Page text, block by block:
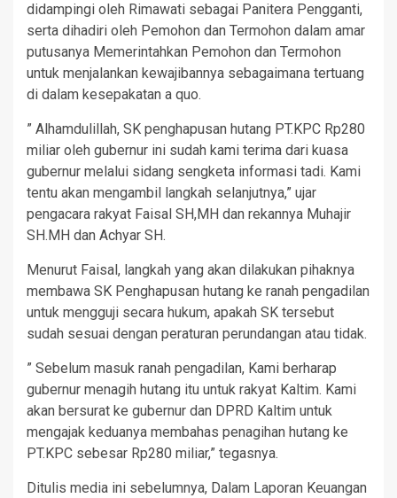
didampingi oleh Rimawati sebagai Panitera Pengganti,
serta dihadiri oleh Pemohon dan Termohon dalam amar
putusanya Memerintahkan Pemohon dan Termohon
untuk menjalankan kewajibannya sebagaimana tertuang
di dalam kesepakatan a quo.
” Alhamdulillah, SK penghapusan hutang PT.KPC Rp280
miliar oleh gubernur ini sudah kami terima dari kuasa
gubernur melalui sidang sengketa informasi tadi. Kami
tentu akan mengambil langkah selanjutnya,” ujar
pengacara rakyat Faisal SH,MH dan rekannya Muhajir
SH.MH dan Achyar SH.
Menurut Faisal, langkah yang akan dilakukan pihaknya
membawa SK Penghapusan hutang ke ranah pengadilan
untuk mengguji secara hukum, apakah SK tersebut
sudah sesuai dengan peraturan perundangan atau tidak.
” Sebelum masuk ranah pengadilan, Kami berharap
gubernur menagih hutang itu untuk rakyat Kaltim. Kami
akan bersurat ke gubernur dan DPRD Kaltim untuk
mengajak keduanya membahas penagihan hutang ke
PT.KPC sebesar Rp280 miliar,” tegasnya.
Ditulis media ini sebelumnya, Dalam Laporan Keuangan